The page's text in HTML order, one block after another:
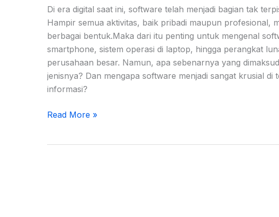
Di era digital saat ini, software telah menjadi bagian tak
Hampir semua aktivitas, baik pribadi maupun profesional,
berbagai bentuk.Maka dari itu penting untuk mengenal
smartphone, sistem operasi di laptop, hingga perangkat
perusahaan besar. Namun, apa sebenarnya yang
jenisnya? Dan mengapa software menjadi sangat krusial di
informasi?
Read More »